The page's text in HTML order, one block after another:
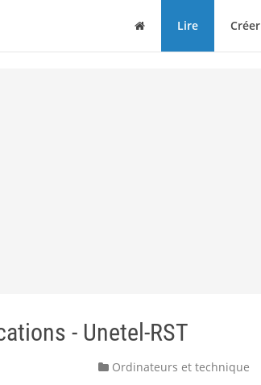
MaisonLire Créer
- Unetel-RST
Ordinateurs et technique